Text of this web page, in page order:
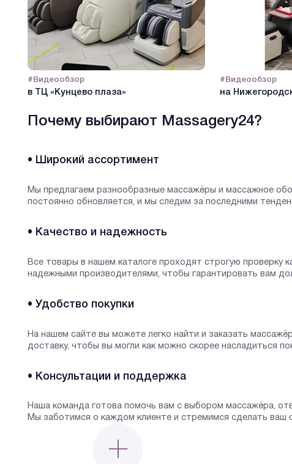
#Видеообзор
в ТЦ «Кунцево плаза»
#Видеообзор
на
Почему выбирают Massagery24?
• Широкий ассортимент
Мы предлагаем разнообразные массажёры и массажное
постоянно обновляется, и мы следим за последними
• Качество и надежность
Все товары в нашем каталоге проходят строгую
надежными производителями, чтобы гарантировать вам
• Удобство покупки
На нашем сайте вы можете легко найти и заказать
доставку, чтобы вы могли как можно скорее насладиться
• Консультации и поддержка
Наша команда готова помочь вам с выбором массажёра,
Мы заботимся о каждом клиенте и стремимся сделать ваш